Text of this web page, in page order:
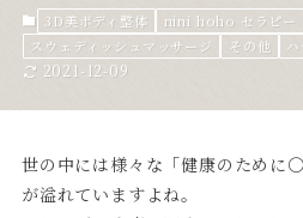
3D美ボディ整体 nini hoho セラピー
スウェディッシュマッサージ
その他
2021-12-09
世の中には様々な「健康のために
が溢れていますよね。